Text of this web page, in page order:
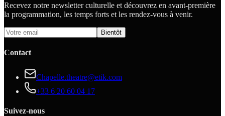
Recevez notre newsletter culturelle et découvrez en avant-première
la programmation, les temps forts et les rendez-vous à venir.
Bientôt
Contact
Chapelle.theatre@etik.com
+33 6 20 60 04 17
Suivez-nous